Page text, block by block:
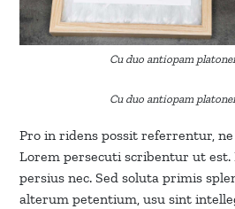
Cu duo antiopam
Cu duo antiopam
Pro in ridens possit referrentur,
Lorem persecuti scribentur ut est.
persius nec. Sed soluta primis
alterum petentium, usu sint